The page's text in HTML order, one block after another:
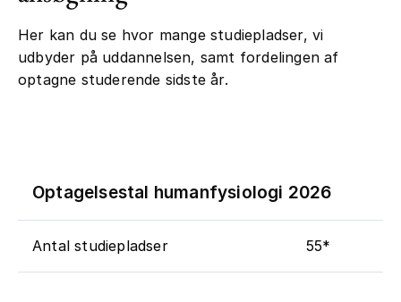
Her kan du se hvor mange studiepladser, vi
udbyder på uddannelsen, samt fordelingen af
optagne studerende sidste år.
Optagelsestal humanfysiologi 2026
Antal studiepladser 55*